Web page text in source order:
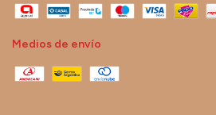
Medios de envío